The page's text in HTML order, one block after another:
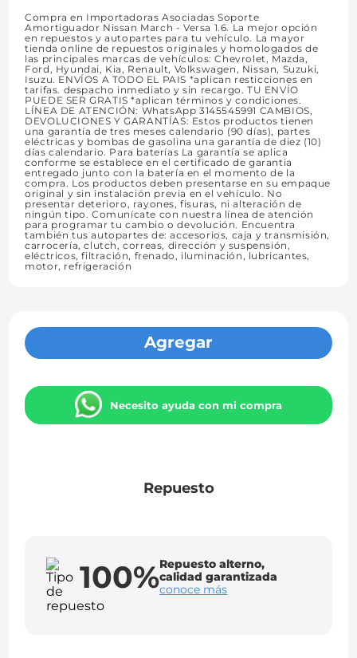
Compra en Importadoras Asociadas Soporte
Amortiguador Nissan March - Versa 1.6. La mejor opción
en repuestos y autopartes para tu vehículo. La mayor
tienda online de repuestos originales y homologados de
las principales marcas de vehículos: Chevrolet, Mazda,
Ford, Hyundai, Kia, Renault, Volkswagen, Nissan, Suzuki,
Isuzu. ENVÍOS A TODO EL PAIS *aplican resticciones en
tarifas. despacho inmediato y sin recargo. TU ENVÍO
PUEDE SER GRATIS *aplican términos y condiciones.
LÍNEA DE ATENCIÓN: WhatsApp 3145545991 CAMBIOS,
DEVOLUCIONES Y GARANTÍAS: Estos productos tienen
una garantía de tres meses calendario (90 días), partes
eléctricas y bombas de gasolina una garantía de diez (10)
días calendario. Para baterías La garantía se aplica
conforme se establece en el certificado de garantia
entregado junto con la batería en el momento de la
compra. Los productos deben presentarse en su empaque
original y sin instalación previa en el vehículo. No
presentar deterioro, rayones, fisuras, ni alteración de
ningún tipo. Comunícate con nuestra línea de atención
para programar tu cambio o devolución. Encuentra
también tus autopartes de: accesorios, caja y transmisión,
carrocería, clutch, correas, dirección y suspensión,
eléctricos, filtración, frenado, iluminación, lubricantes,
motor, refrigeración
Agregar
Necesito ayuda con mi compra
Repuesto
100%Repuesto alterno,
calidad garantizada
conoce más